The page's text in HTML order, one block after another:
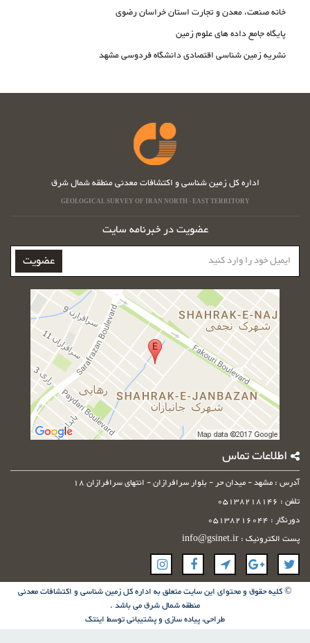
خانه صنعت، معدن و تجارت استان خراسان رضوی
پایگاه جامع داده های علوم زمین
نشریه زمین شناسی اقتصادی دانشگاه فردوسی مشهد
اطلاعات تماس
آدرس : مشهد - میدان حر - بلوار سرافرازان - انتهای سرافرازان 18
تلفن : 05138218146
دورنگار : 05138216044
پست الکترونیک : info@gsinet.ir
اداره کل زمین شناسی و اکتشافات معدنی منطقه شمال شرق
GEOLOGICAL SURVEY OF IRAN NORTH - EAST TERRITORY
عضویت در خبرنامه سایت
ایمیل
خود
را
عضویت
© کلیه حقوق و محتوای این سایت متعلق به اداره کل زمین شناسی و اکتشافات معدنی
منطقه شمال شرق می باشد .
طراحی، پیاده سازی و پشتیبانی توسطاینتک